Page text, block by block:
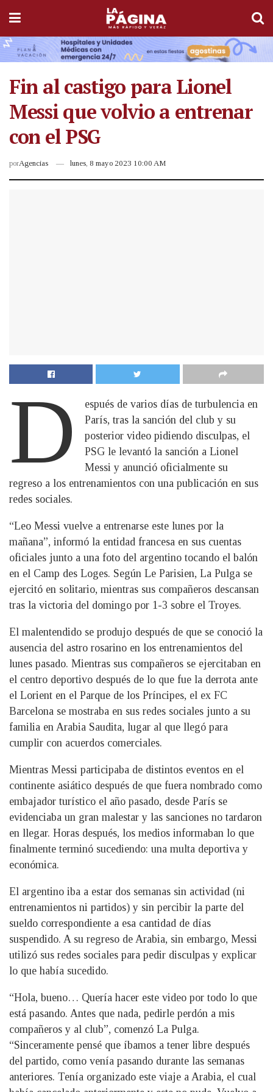
Fin al castigo para Lionel
Messi que volvio a entrenar
con el PSG
porAgencias lunes, 8 mayo 2023 10:00 AM
D
espués de varios días de turbulencia en
París, tras la sanción del club y su
posterior video pidiendo disculpas, el
PSG le levantó la sanción a Lionel
Messi y anunció oficialmente su
regreso a los entrenamientos con una publicación en sus
redes sociales.
“Leo Messi vuelve a entrenarse este lunes por la
mañana”, informó la entidad francesa en sus cuentas
oficiales junto a una foto del argentino tocando el balón
en el Camp des Loges. Según Le Parisien, La Pulga se
ejercitó en solitario, mientras sus compañeros descansan
tras la victoria del domingo por 1-3 sobre el Troyes.
El malentendido se produjo después de que se conoció la
ausencia del astro rosarino en los entrenamientos del
lunes pasado. Mientras sus compañeros se ejercitaban en
el centro deportivo después de lo que fue la derrota ante
el Lorient en el Parque de los Príncipes, el ex FC
Barcelona se mostraba en sus redes sociales junto a su
familia en Arabia Saudita, lugar al que llegó para
cumplir con acuerdos comerciales.
Mientras Messi participaba de distintos eventos en el
continente asiático después de que fuera nombrado como
embajador turístico el año pasado, desde París se
evidenciaba un gran malestar y las sanciones no tardaron
en llegar. Horas después, los medios informaban lo que
finalmente terminó sucediendo: una multa deportiva y
económica.
El argentino iba a estar dos semanas sin actividad (ni
entrenamientos ni partidos) y sin percibir la parte del
sueldo correspondiente a esa cantidad de días
suspendido. A su regreso de Arabia, sin embargo, Messi
utilizó sus redes sociales para pedir disculpas y explicar
lo que había sucedido.
“Hola, bueno… Quería hacer este video por todo lo que
está pasando. Antes que nada, pedirle perdón a mis
compañeros y al club”, comenzó La Pulga.
“Sinceramente pensé que íbamos a tener libre después
del partido, como venía pasando durante las semanas
anteriores. Tenía organizado este viaje a Arabia, el cual